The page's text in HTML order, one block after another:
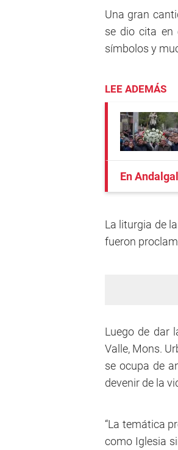
Una gran
se dio cita en
símbolos y
LEE ADEMÁS
En
La liturgia de
fueron
Luego de dar
Valle, Mons.
se ocupa de
devenir de la
“La temática
como Iglesia